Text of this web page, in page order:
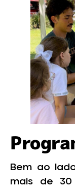
Bem ao
mais de 30